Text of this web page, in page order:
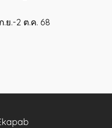
ย.-2 ต.ค. 68